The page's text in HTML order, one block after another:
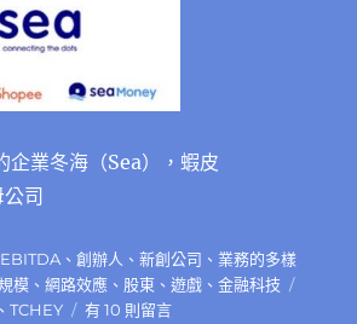
以
來
業
都
有
爭
對
手
企業冬海（Sea），蝦皮
司
EBITDA 、創辦人 、新創公司 、 業務的多樣
模 、網路效應 、 股東 、遊戲 、金融科技
、TCHEY
在
有 10 則留言